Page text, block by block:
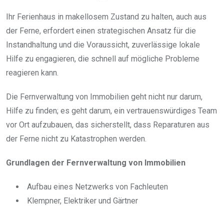
Ihr Ferienhaus in makellosem Zustand zu halten, auch aus
der Ferne, erfordert einen strategischen Ansatz für die
Instandhaltung und die Voraussicht, zuverlässige lokale
Hilfe zu engagieren, die schnell auf mögliche Probleme
reagieren kann.
Die Fernverwaltung von Immobilien geht nicht nur darum,
Hilfe zu finden; es geht darum, ein vertrauenswürdiges Team
vor Ort aufzubauen, das sicherstellt, dass Reparaturen aus
der Ferne nicht zu Katastrophen werden.
Grundlagen der Fernverwaltung von Immobilien
Aufbau eines Netzwerks von Fachleuten
Klempner, Elektriker und Gärtner